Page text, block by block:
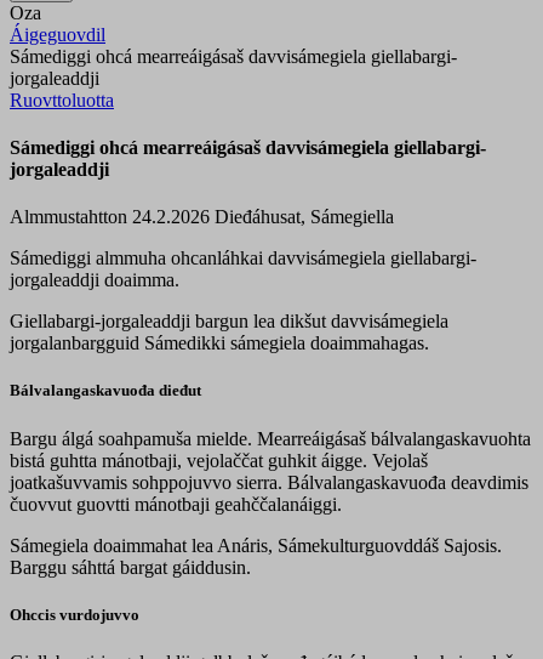
Oza
Áigeguovdil
Sámediggi ohcá mearreáigásaš davvisámegiela giellabargi-
jorgaleaddji
Ruovttoluotta
Sámediggi ohcá mearreáigásaš davvisámegiela giellabargi-
jorgaleaddji
Almmustahtton 24.2.2026 Dieđáhusat, Sámegiella
Sámediggi almmuha ohcanláhkai davvisámegiela giellabargi-
jorgaleaddji doaimma.
Giellabargi-jorgaleaddji bargun lea dikšut davvisámegiela
jorgalanbargguid Sámedikki sámegiela doaimmahagas.
Bálvalangaskavuođa dieđut
Bargu álgá soahpamuša mielde. Mearreáigásaš bálvalangaskavuohta
bistá guhtta mánotbaji, vejolaččat guhkit áigge. Vejolaš
joatkašuvvamis sohppojuvvo sierra. Bálvalangaskavuođa deavdimis
čuovvut guovtti mánotbaji geahččalanáiggi.
Sámegiela doaimmahat lea Anáris, Sámekulturguovddáš Sajosis.
Barggu sáhttá bargat gáiddusin.
Ohccis vurdojuvvo